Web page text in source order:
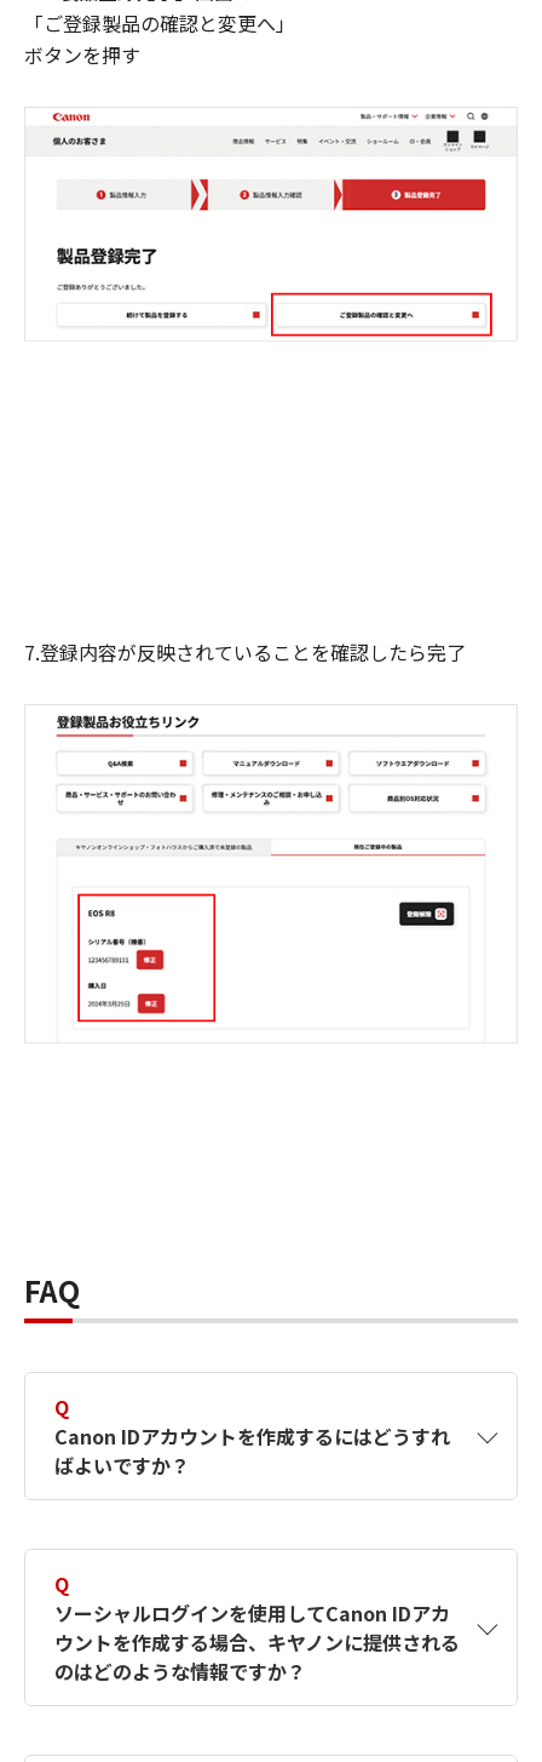
「ご登録製品の確認と変更へ」
ボタンを押す
7.登録内容が反映されていることを確認したら完了
FAQ
Q
Canon IDアカウントを作成するにはどうすれ
ばよいですか？
す。詳しい作成方法は【カメラ】Canon IDとは
何ですか？Canon IDの作成方法は？をご確認く
ださい。
Q
ソーシャルログインを使用してCanon IDアカ
ウントを作成する場合、キヤノンに提供される
のはどのような情報ですか？